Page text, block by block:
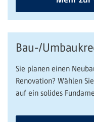
Bau-/
Sie planen einen
Renovation? Wählen
auf ein solides